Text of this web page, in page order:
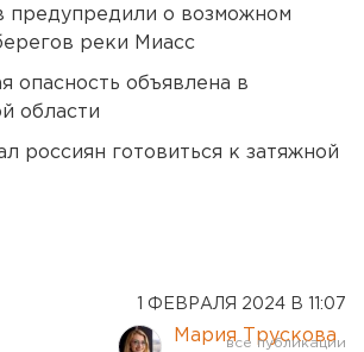
предупредили о возможном
реки Миасс
опасность объявлена в
области
россиян готовиться к затяжной
1 ФЕВРАЛЯ 2024 В 11:07
Мария Трускова